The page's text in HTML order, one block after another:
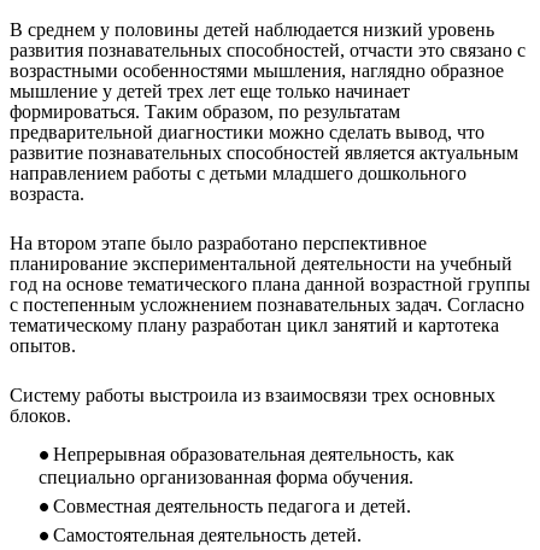
В среднем у половины детей наблюдается низкий уровень
развития познавательных способностей, отчасти это связано с
возрастными особенностями мышления, наглядно образное
мышление у детей трех лет еще только начинает
формироваться. Таким образом, по результатам
предварительной диагностики можно сделать вывод, что
развитие познавательных способностей является актуальным
направлением работы с детьми младшего дошкольного
возраста.
На втором этапе было разработано перспективное
планирование экспериментальной деятельности на учебный
год на основе тематического плана данной возрастной группы
с постепенным усложнением познавательных задач. Согласно
тематическому плану разработан цикл занятий и картотека
опытов.
Систему работы выстроила из взаимосвязи трех основных
блоков.
Непрерывная образовательная деятельность, как
специально организованная форма обучения.
Совместная деятельность педагога и детей.
Самостоятельная деятельность детей.